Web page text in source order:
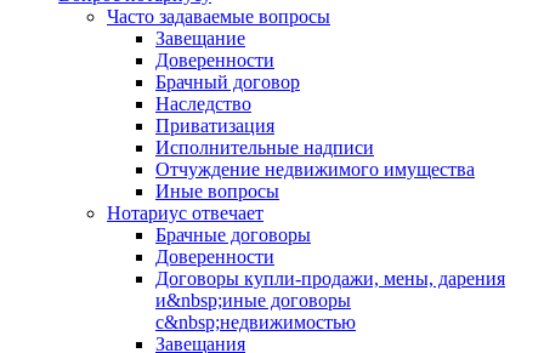
Часто задаваемые вопросы
Завещание
Доверенности
Брачный договор
Наследство
Приватизация
Исполнительные надписи
Отчуждение недвижимого имущества
Иные вопросы
Нотариус отвечает
Брачные договоры
Доверенности
Договоры купли-продажи, мены, дарения
и&nbsp;иные договоры
с&nbsp;недвижимостью
Завещания